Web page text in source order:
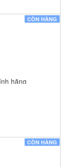
CÒN HÀNG
CÒN HÀNG